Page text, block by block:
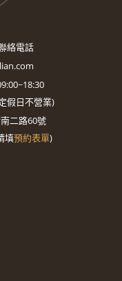
絡電話
假日不營業)
二路60號
填預約表單)